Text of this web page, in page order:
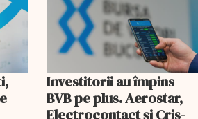
Investitorii au împins
BVB pe plus. Aerostar,
Electrocontact și Cris-